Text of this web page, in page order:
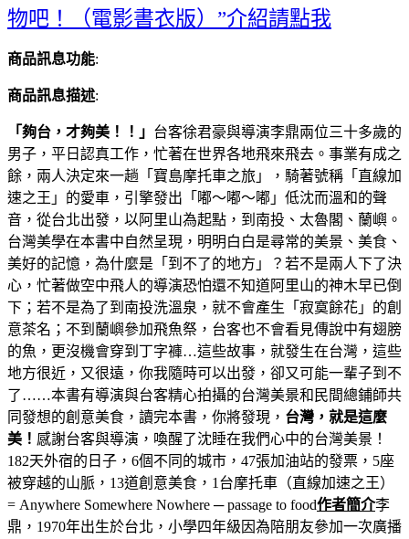
物吧！（電影書衣版）”介紹請點我
商品訊息功能:
商品訊息描述:
「夠台，才夠美！！」 台客徐君豪與導演李鼎兩位三十多歲的
男子，平日認真工作，忙著在世界各地飛來飛去。事業有成之
餘，兩人決定來一趟「寶島摩托車之旅」，騎著號稱「直線加
速之王」的愛車，引擎發出「嘟～嘟～嘟」低沈而溫和的聲
音，從台北出發，以阿里山為起點，到南投、太魯閣、蘭嶼。
台灣美學在本書中自然呈現，明明白白是尋常的美景、美食、
美好的記憶，為什麼是「到不了的地方」？若不是兩人下了決
心，忙著做空中飛人的導演恐怕還不知道阿里山的神木早已倒
下；若不是為了到南投洗溫泉，就不會產生「寂寞餘花」的創
意茶名；不到蘭嶼參加飛魚祭，台客也不會看見傳說中有翅膀
的魚，更沒機會穿到丁字褲…這些故事，就發生在台灣，這些
地方很近，又很遠，你我隨時可以出發，卻又可能一輩子到不
了……本書有導演與台客精心拍攝的台灣美景和民間總鋪師共
同發想的創意美食，讀完本書，你將發現， 台灣，就是這麼
美！ 感謝台客與導演，喚醒了沈睡在我們心中的台灣美景！
182天外宿的日子，6個不同的城市，47張加油站的發票，5座
被穿越的山脈，13道創意美食，1台摩托車（直線加速之王）
= Anywhere Somewhere Nowhere ─ passage to food作者簡介李
鼎，1970年出生於台北，小學四年級因為陪朋友參加一次廣播